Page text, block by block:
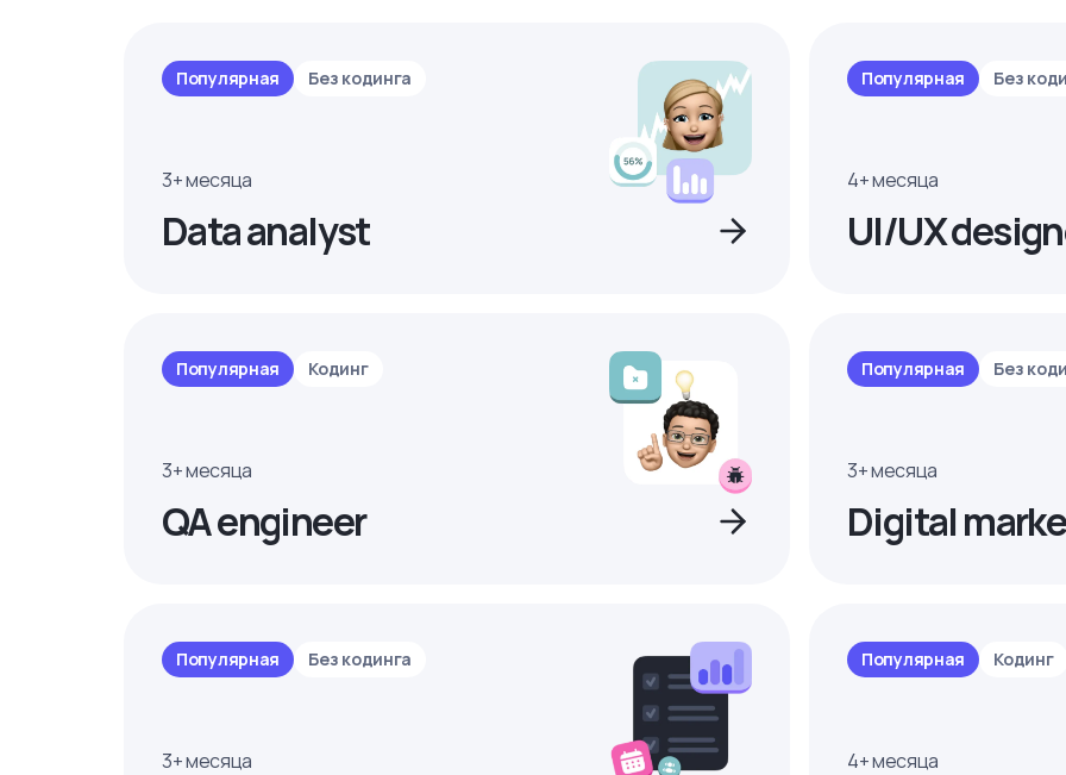
Популярная Без кодинга
3+ месяца
Data analyst
Популярная Без
4+ месяца
UI/UX
Популярная Кодинг
3+ месяца
QA engineer
Популярная Без
3+ месяца
Digital
Популярная Без кодинга
3+ месяца
Популярная Кодинг
4+ месяца